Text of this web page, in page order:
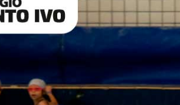
ALUNOS NOVOS
Entre em Contato